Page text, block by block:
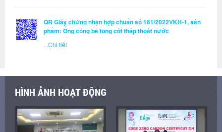
QR Giấy chứng nhận hợp chuẩn số 161/2022VKH-1, sản
phẩm: Ống cống bê tông cốt thép thoát nước
Chi tiết
HÌNH ẢNH HOẠT ĐỘNG